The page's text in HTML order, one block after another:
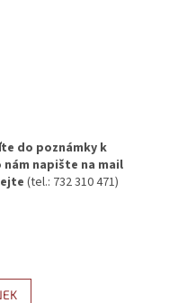
do poznámky k
napište na mail
(tel.: 732 310 471)